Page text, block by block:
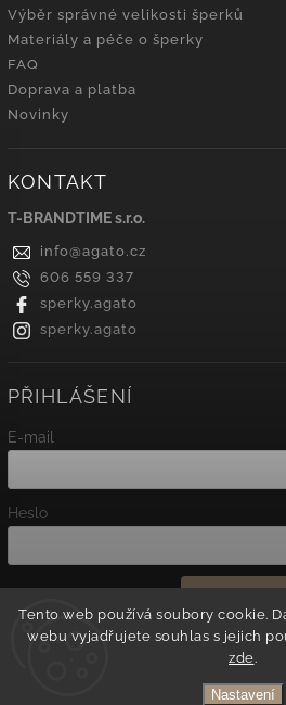
Tento web používá soubory cookie.
webu vyjadřujete souhlas s jejich
zde.
Nastavení
Výběr správné velikosti šperků
Materiály a péče o šperky
FAQ
Doprava a platba
Novinky
KONTAKT
T-BRANDTIME s.r.o.
info@agato.cz
606 559 337
sperky.agato
sperky.agato
PŘIHLÁŠENÍ
E-mail
Heslo
Nová registrace